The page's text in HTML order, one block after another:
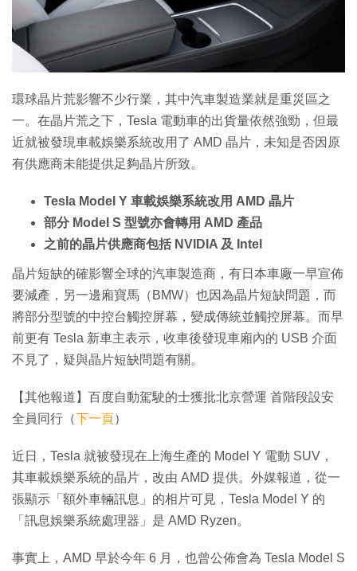
環球晶片荒影響不少行業，其中汽車製造業就是重災區之
一。在晶片荒之下，Tesla 電動車的出貨量依然強勁，但最
近就被發現車載娛樂系統改用了 AMD 晶片，未知是否因原
有供應商未能提供足夠晶片所致。
Tesla Model Y 車載娛樂系統改用 AMD 晶片
部分 Model S 型號亦會轉用 AMD 產品
之前的晶片供應商包括 NVIDIA 及 Intel
晶片短缺的確影響全球的汽車製造商，有日本車廠一早宣佈
要減產，另一邊廂寶馬（BMW）也因為晶片短缺問題，而
將部分型號的中控台觸控屏幕，變成傳統並觸控屏幕。而早
前更有 Tesla 新車主表示，收車後發現車廂內的 USB 介面
不見了，疑與晶片短缺問題有關。
【其他報道】百度自動駕駛的士獲批北京營運 首階段設安
全員同行（下一頁）
近日，Tesla 就被發現在上海生產的 Model Y 電動 SUV，
其車載娛樂系統的晶片，改由 AMD 提供。外媒報道，從一
張顯示「額外車輛訊息」的相片可見，Tesla Model Y 的
「訊息娛樂系統處理器」是 AMD Ryzen。
事實上，AMD 早於今年 6 月，也曾公佈會為 Tesla Model S